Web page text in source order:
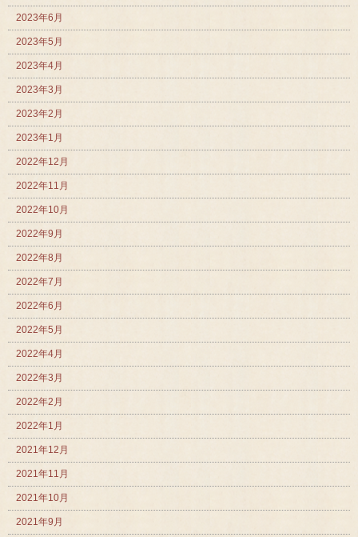
2023年6月
2023年5月
2023年4月
2023年3月
2023年2月
2023年1月
2022年12月
2022年11月
2022年10月
2022年9月
2022年8月
2022年7月
2022年6月
2022年5月
2022年4月
2022年3月
2022年2月
2022年1月
2021年12月
2021年11月
2021年10月
2021年9月